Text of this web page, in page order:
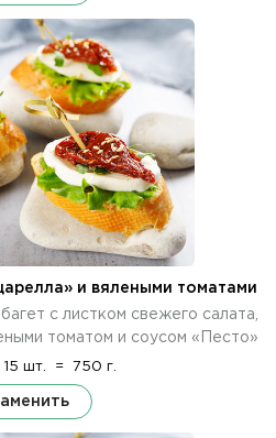
и вялеными томатами
с листком свежего салата,
томатом и соусом «Песто»
15 шт. = 750 г.